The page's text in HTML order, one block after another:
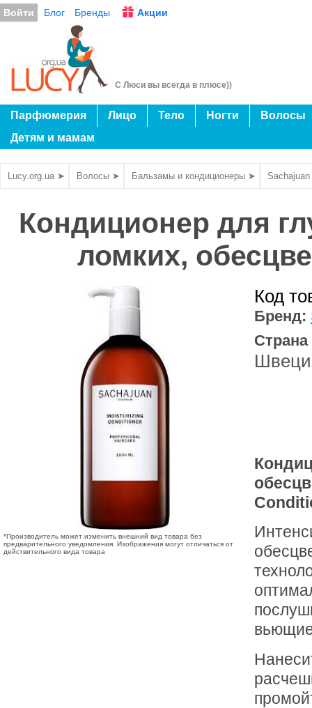
Войти Блог Бренды Акции
С Люси вы всегда в плюсе))
Парфюмерия Лицо Тело Ногти
Волосы
Детям и мамам
Lucy.org.ua ➤ Волосы ➤ Бальзамы и кондиционеры ➤
Кондиционер для
ломких,
*Производитель может изменить внешний вид товара без
предварительного уведомления. Изображения могут отличаться от
действительного вида товара
Код
Бренд: